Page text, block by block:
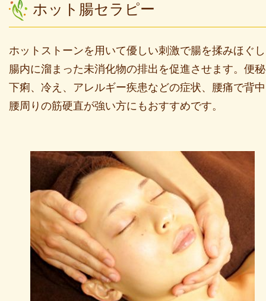
ホット腸セラピー
ホットストーンを用いて優しい刺激で腸を揉みほぐ
腸内に溜まった未消化物の排出を促進させます。便
下痢、冷え、アレルギー疾患などの症状、腰痛で背
腰周りの筋硬直が強い方にもおすすめです。